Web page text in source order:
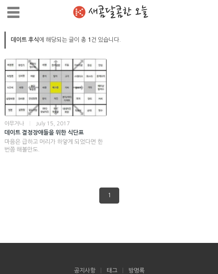
새콤달콤한 오늘
데이트 후식에 해당되는 글이 총 1 건 있습니다.
아무거나 July 15, 2017
데이트 결정장애들을 위한 식단표
마음은 급하고 머리가 하얗게 되었다면 한
번쯤 해볼만도.
1
공지사항 태그 방명록